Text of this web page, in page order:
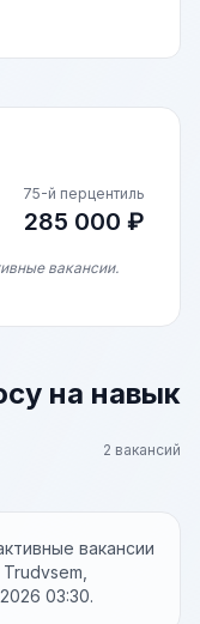
75-й перцентиль
285 000 ₽
вакансии.
на навык
2 вакансий
вакансии
03:30.